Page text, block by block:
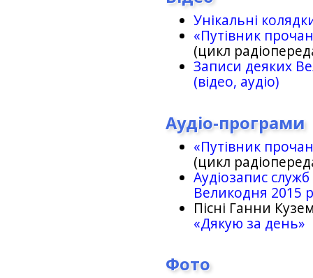
Унікальні
«Путівник
(цикл
Записи деяких
(відео, аудіо)
Аудіо-програми
«Путівник
(цикл
Аудіозапис
Великодня 2015
Пісні Ганни
«Дякую за день»
Фото